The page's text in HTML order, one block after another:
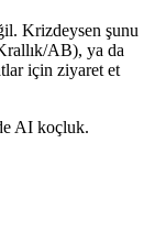
Krizdeysen şunu
AB), ya da
için ziyaret et
AI koçluk.